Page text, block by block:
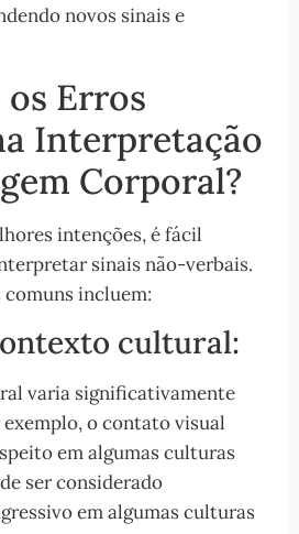
novos sinais e
os Erros
Interpretação
Corporal?
intenções, é fácil
sinais não-verbais.
incluem:
cultural:
varia significativamente
o contato visual
em algumas culturas
ser considerado
em algumas culturas